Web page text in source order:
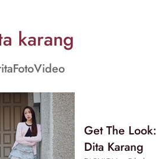
karang
FotoVideo
Get The
Dita Karang